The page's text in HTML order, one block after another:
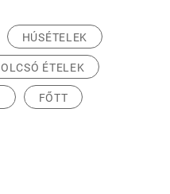
HÚSÉTELEK
OLCSÓ ÉTELEK
FŐTT